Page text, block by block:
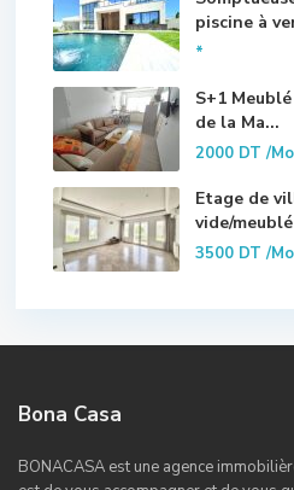
piscine à
*
S+1
de la Ma...
2000 DT/
Etage de
vide/
3500 DT/
Bona Casa
BONACASA est une agence